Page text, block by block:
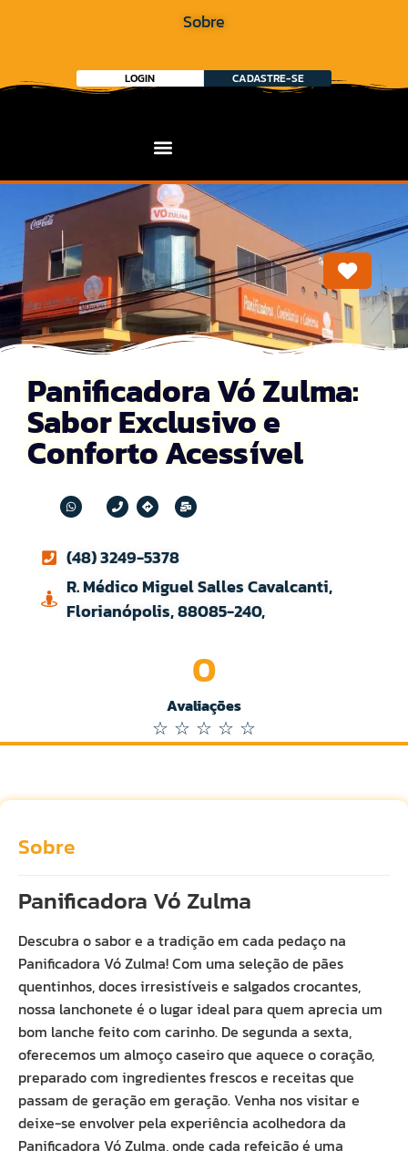
Sobre
LOGIN CADASTRE-SE
Panificadora Vó Zulma:
Sabor Exclusivo e
Conforto Acessível
(48) 3249-5378
R. Médico Miguel Salles Cavalcanti,
Florianópolis, 88085-240,
Avaliações
0
☆ ☆ ☆ ☆ ☆
Sobre
Panificadora Vó Zulma
Descubra o sabor e a tradição em cada pedaço na
Panificadora Vó Zulma! Com uma seleção de pães
quentinhos, doces irresistíveis e salgados crocantes,
nossa lanchonete é o lugar ideal para quem aprecia um
bom lanche feito com carinho. De segunda a sexta,
oferecemos um almoço caseiro que aquece o coração,
preparado com ingredientes frescos e receitas que
passam de geração em geração. Venha nos visitar e
deixe-se envolver pela experiência acolhedora da
Panificadora Vó Zulma, onde cada refeição é uma